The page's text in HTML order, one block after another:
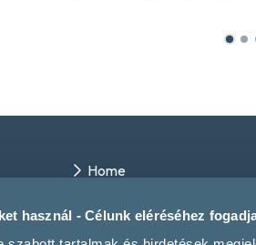
használ - Célunk eléréséhez
Home
Events
Contact us